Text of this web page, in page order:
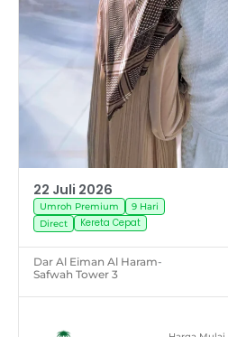
22 Juli 2026
Umroh Premium
9 Hari
Direct
Kereta Cepat
Dar Al Eiman Al Haram-
Safwah Tower 3